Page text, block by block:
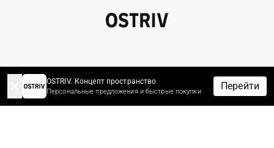
OSTRIV. Концепт пространство
Персональные предложения и быстрые покупки Перейти